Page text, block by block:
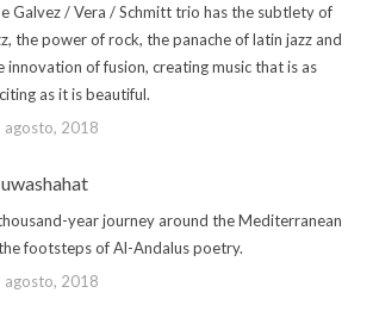
Galvez / Vera / Schmitt trio has the subtlety of
the power of rock, the panache of latin jazz and
innovation of fusion, creating music that is as
as it is beautiful.
agosto, 2018
year journey around the Mediterranean
footsteps of Al-Andalus poetry.
agosto, 2018